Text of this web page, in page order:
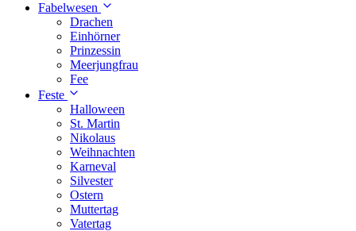
Fabelwesen
Drachen
Einhörner
Prinzessin
Meerjungfrau
Fee
Feste
Halloween
St. Martin
Nikolaus
Weihnachten
Karneval
Silvester
Ostern
Muttertag
Vatertag